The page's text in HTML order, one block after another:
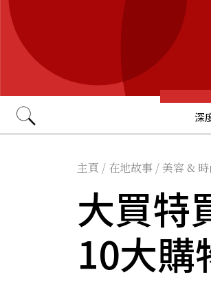
深
主頁 / 在地故事 / 美容 &
大買特
10大購